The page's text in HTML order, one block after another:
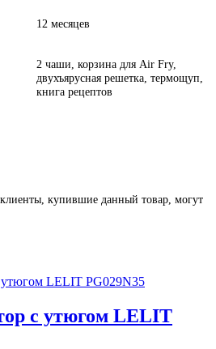
12 месяцев
2 чаши, корзина для Air Fry,
двухъярусная решетка, термощуп,
книга рецептов
купившие данный товар, могут
с утюгом LELIT